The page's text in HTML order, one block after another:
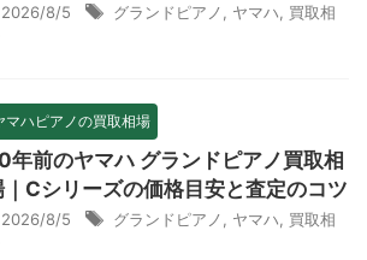
2026/8/5 グランドピアノ ヤマハ
買取相
マハピアノの買取相場
年前のヤマハ グランドピアノ買取相
｜Cシリーズの価格目安と査定のコツ
2026/8/5 グランドピアノ ヤマハ
買取相